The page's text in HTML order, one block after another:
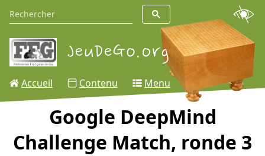
Accueil Contenu Menu
Google DeepMind
Challenge Match, ronde 3